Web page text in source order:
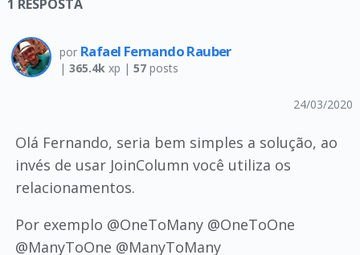
1 RESPOSTA
por Rafael Fernando Rauber
| 365.4kxp | 57posts
24/03/2020
Olá Fernando, seria bem simples a solução, ao
invés de usar JoinColumn você utiliza os
relacionamentos.
Por exemplo @OneToMany @OneToOne
@ManyToOne @ManyToMany